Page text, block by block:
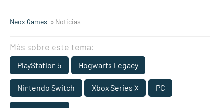
Neox Games » Noticias
Más sobre este tema:
PlayStation 5 Hogwarts Legacy
Nintendo Switch Xbox Series X PC